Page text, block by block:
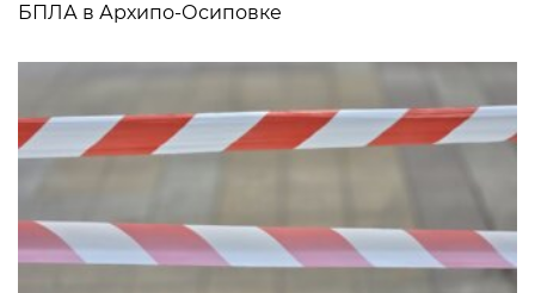
БПЛА в Архипо-Осиповке